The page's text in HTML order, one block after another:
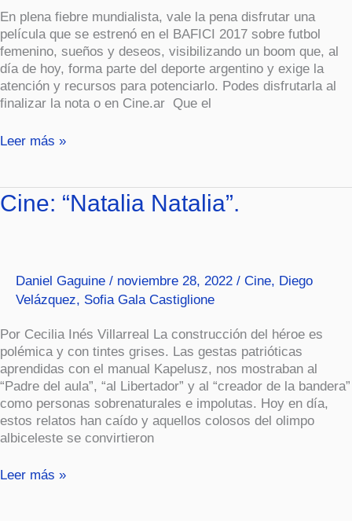
En plena fiebre mundialista, vale la pena disfrutar una
película que se estrenó en el BAFICI 2017 sobre futbol
femenino, sueños y deseos, visibilizando un boom que, al
día de hoy, forma parte del deporte argentino y exige la
atención y recursos para potenciarlo. Podes disfrutarla al
finalizar la nota o en Cine.ar Que el
Leer más »
Cine: “Natalia Natalia”.
Daniel Gaguine / noviembre 28, 2022 / Cine, Diego
Velázquez, Sofia Gala Castiglione
Por Cecilia Inés Villarreal La construcción del héroe es
polémica y con tintes grises. Las gestas patrióticas
aprendidas con el manual Kapelusz, nos mostraban al
“Padre del aula”, “al Libertador” y al “creador de la bandera”
como personas sobrenaturales e impolutas. Hoy en día,
estos relatos han caído y aquellos colosos del olimpo
albiceleste se convirtieron
Cine:
“Natalia
Leer más »